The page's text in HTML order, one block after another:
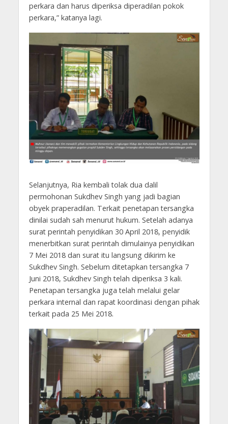
perkara dan harus diperiksa diperadilan pokok
perkara,” katanya lagi.
Selanjutnya, Ria kembali tolak dua dalil
permohonan Sukdhev Singh yang jadi bagian
obyek praperadilan. Terkait penetapan tersangka
dinilai sudah sah menurut hukum. Setelah adanya
surat perintah penyidikan 30 April 2018, penyidik
menerbitkan surat perintah dimulainya penyidikan
7 Mei 2018 dan surat itu langsung dikirim ke
Sukdhev Singh. Sebelum ditetapkan tersangka 7
Juni 2018, Sukdhev Singh telah diperiksa 3 kali.
Penetapan tersangka juga telah melalui gelar
perkara internal dan rapat koordinasi dengan pihak
terkait pada 25 Mei 2018.